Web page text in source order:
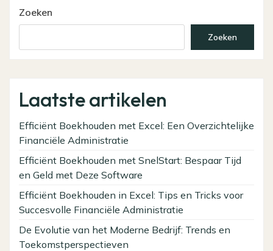
Zoeken
Zoeken
Laatste artikelen
Efficiënt Boekhouden met Excel: Een Overzichtelijke
Financiële Administratie
Efficiënt Boekhouden met SnelStart: Bespaar Tijd
en Geld met Deze Software
Efficiënt Boekhouden in Excel: Tips en Tricks voor
Succesvolle Financiële Administratie
De Evolutie van het Moderne Bedrijf: Trends en
Toekomstperspectieven